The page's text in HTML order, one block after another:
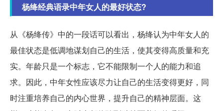
杨绛经典语录中年女人的最好状态?
从《杨绛传》中的一段话可以看出，杨绛认为中年女人的
最佳状态是低调地谋划自己的生活，使其变得高质量和充
实。年龄只是一个标志，它不能限制一个人的能力和追
求。因此，中年女性应该尽力让自己的生活变得更好，同
时注重培养自己的内心世界，提升自己的精神层面。这